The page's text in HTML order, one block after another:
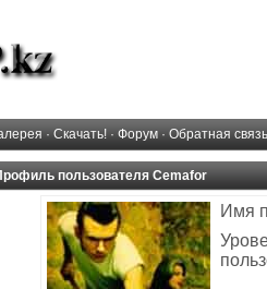
· Скачать! · Форум · Обратная связь
пользователя Cemafor
Имя